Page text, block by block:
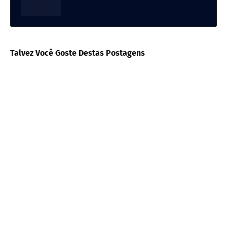
Talvez Você Goste Destas Postagens